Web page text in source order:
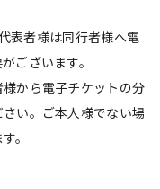
表者様は同行者様へ電
ございます。
から電子チケットの分
い。ご本人様でない場
。